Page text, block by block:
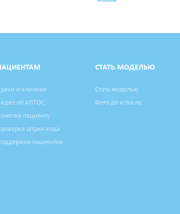
и клиники
об АПТОС
пациенту
штрих-кода
пациентов
СТАТЬ МОДЕЛЬЮ
Стать моделью
Фото до и после